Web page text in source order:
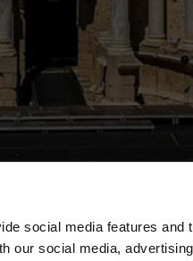
social media features and
our social media,